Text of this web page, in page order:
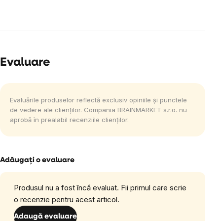
Evaluare
Evaluările produselor reflectă exclusiv opiniile și punctele
de vedere ale clienților. Compania BRAINMARKET s.r.o. nu
aprobă în prealabil recenziile clienților.
Adăugaţi o evaluare
Produsul nu a fost încă evaluat. Fii primul care scrie
o recenzie pentru acest articol.
Adaugă evaluare